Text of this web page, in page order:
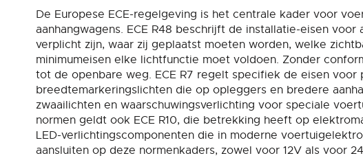
De Europese ECE-regelgeving is het centrale kader voor
aanhangwagens. ECE R48 beschrijft de installatie-eisen
verplicht zijn, waar zij geplaatst moeten worden, welke
minimumeisen elke lichtfunctie moet voldoen. Zonder
tot de openbare weg. ECE R7 regelt specifiek de eisen
breedtemarkeringslichten die op opleggers en bredere
zwaailichten en waarschuwingsverlichting voor speciale
normen geldt ook ECE R10, die betrekking heeft op
LED-verlichtingscomponenten die in moderne
aansluiten op deze normenkaders, zowel voor 12V als voor